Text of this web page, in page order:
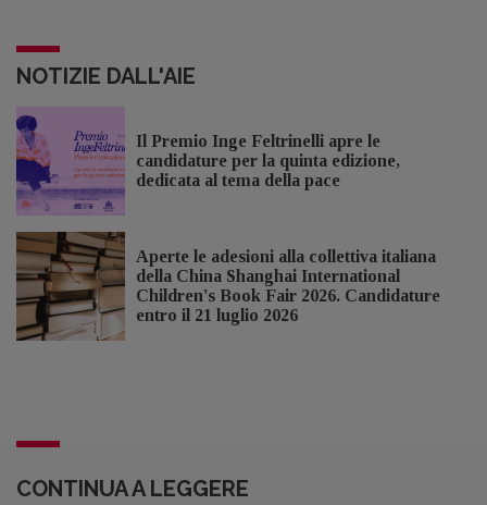
NOTIZIE DALL'AIE
Il Premio Inge Feltrinelli apre le
candidature per la quinta edizione,
dedicata al tema della pace
Aperte le adesioni alla collettiva italiana
della China Shanghai International
Children's Book Fair 2026. Candidature
entro il 21 luglio 2026
CONTINUA A LEGGERE